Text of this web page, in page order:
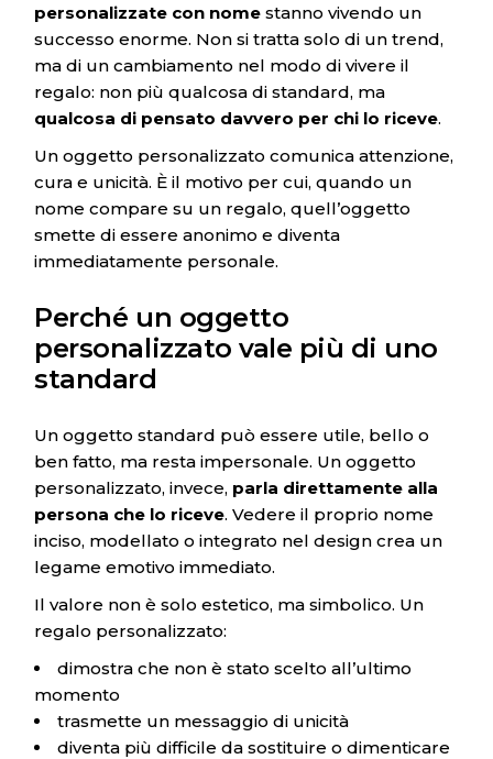
personalizzate con nome stanno vivendo un
successo enorme. Non si tratta solo di un trend,
ma di un cambiamento nel modo di vivere il
regalo: non più qualcosa di standard, ma
qualcosa di pensato davvero per chi lo riceve.
Un oggetto personalizzato comunica attenzione,
cura e unicità. È il motivo per cui, quando un
nome compare su un regalo, quell’oggetto
smette di essere anonimo e diventa
immediatamente personale.
Perché un oggetto
personalizzato vale più di uno
standard
Un oggetto standard può essere utile, bello o
ben fatto, ma resta impersonale. Un oggetto
personalizzato, invece, parla direttamente alla
persona che lo riceve. Vedere il proprio nome
inciso, modellato o integrato nel design crea un
legame emotivo immediato.
Il valore non è solo estetico, ma simbolico. Un
regalo personalizzato:
dimostra che non è stato scelto all’ultimo
momento
trasmette un messaggio di unicità
diventa più difficile da sostituire o dimenticare